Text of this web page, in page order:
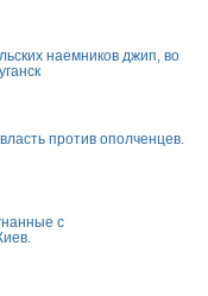
наемников джип, во
против ополченцев.
с